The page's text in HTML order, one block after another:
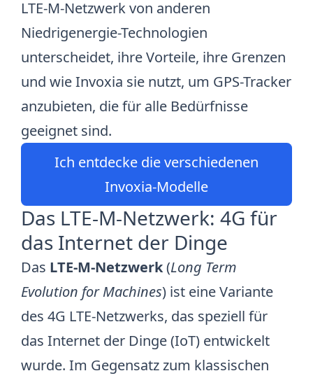
LTE-M-Netzwerk von anderen
Niedrigenergie-Technologien
unterscheidet, ihre Vorteile, ihre Grenzen
und wie Invoxia sie nutzt, um GPS-Tracker
anzubieten, die für alle Bedürfnisse
geeignet sind.
Ich entdecke die verschiedenen
Invoxia-Modelle
Das LTE-M-Netzwerk: 4G für
das Internet der Dinge
Das LTE-M-Netzwerk(Long Term
Evolution for Machines) ist eine Variante
des 4G LTE-Netzwerks, das speziell für
das Internet der Dinge (IoT) entwickelt
wurde. Im Gegensatz zum klassischen